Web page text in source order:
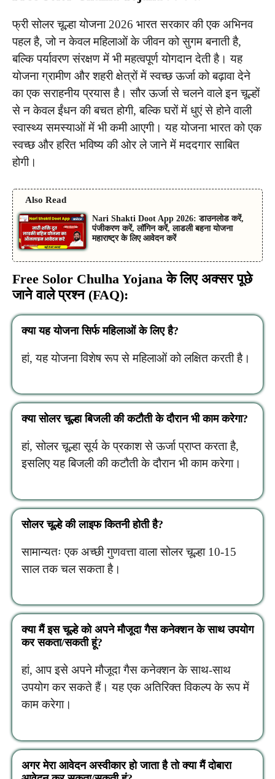
फ्री सोलर चूल्हा योजना 2026 भारत सरकार की एक अभिनव
पहल है, जो न केवल महिलाओं के जीवन को सुगम बनाती है,
बल्कि पर्यावरण संरक्षण में भी महत्वपूर्ण योगदान देती है। यह
योजना ग्रामीण और शहरी क्षेत्रों में स्वच्छ ऊर्जा को बढ़ावा देने
का एक सराहनीय प्रयास है। सौर ऊर्जा से चलने वाले इन चूल्हों
से न केवल ईंधन की बचत होगी, बल्कि घरों में धुएं से होने वाली
स्वास्थ्य समस्याओं में भी कमी आएगी। यह योजना भारत को एक
स्वच्छ और हरित भविष्य की ओर ले जाने में मददगार साबित
होगी।
Also Read
Nari Shakti Doot App 2026: डाउनलोड करें,
पंजीकरण करें, लॉगिन करें, लाडली बहना योजना
महाराष्ट्र के लिए आवेदन करें
Free Solor Chulha Yojana के लिए अक्सर पूछे
जाने वाले प्रश्न (FAQ):
क्या यह योजना सिर्फ महिलाओं के लिए है?
हां, यह योजना विशेष रूप से महिलाओं को लक्षित करती है।
क्या सोलर चूल्हा बिजली की कटौती के दौरान भी काम करेगा?
हां, सोलर चूल्हा सूर्य के प्रकाश से ऊर्जा प्राप्त करता है,
इसलिए यह बिजली की कटौती के दौरान भी काम करेगा।
सोलर चूल्हे की लाइफ कितनी होती है?
सामान्यतः एक अच्छी गुणवत्ता वाला सोलर चूल्हा 10-15
साल तक चल सकता है।
क्या मैं इस चूल्हे को अपने मौजूदा गैस कनेक्शन के साथ उपयोग
कर सकता/सकती हूं?
हां, आप इसे अपने मौजूदा गैस कनेक्शन के साथ-साथ
उपयोग कर सकते हैं। यह एक अतिरिक्त विकल्प के रूप में
काम करेगा।
अगर मेरा आवेदन अस्वीकार हो जाता है तो क्या मैं दोबारा